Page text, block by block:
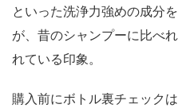
といった洗浄力強めの成分
が、昔のシャンプーに比べ
れている印象。
購入前にボトル裏チェック